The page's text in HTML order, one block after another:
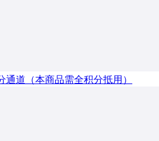
通道（本商品需全积分抵用）